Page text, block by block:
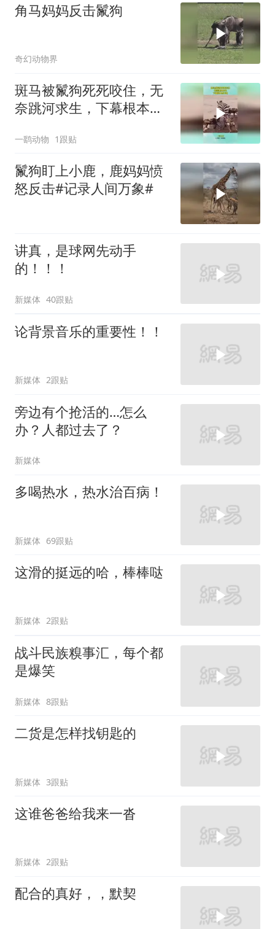
角马妈妈反击鬣狗
奇幻动物界
斑马被鬣狗死死咬住，无
奈跳河求生，下幕根本想
一鹞动物 1跟贴
鬣狗盯上小鹿，鹿妈妈愤
怒反击#记录人间万象#
讲真，是球网先动手
的！！！
新媒体 40跟贴
论背景音乐的重要性！！
新媒体 2跟贴
旁边有个抢活的…怎么
办？人都过去了？
新媒体
多喝热水，热水治百病！
新媒体 69跟贴
这滑的挺远的哈，棒棒哒
新媒体 2跟贴
战斗民族糗事汇，每个都
是爆笑
新媒体 8跟贴
二货是怎样找钥匙的
新媒体 3跟贴
这谁爸爸给我来一沓
新媒体 2跟贴
配合的真好，，默契